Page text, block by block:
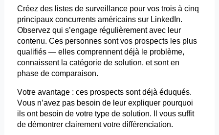
Créez des listes de surveillance pour vos trois à cinq
principaux concurrents américains sur LinkedIn.
Observez qui s’engage régulièrement avec leur
contenu. Ces personnes sont vos prospects les plus
qualifiés — elles comprennent déjà le problème,
connaissent la catégorie de solution, et sont en
phase de comparaison.
Votre avantage : ces prospects sont déjà éduqués.
Vous n’avez pas besoin de leur expliquer pourquoi
ils ont besoin de votre type de solution. Il vous suffit
de démontrer clairement votre différenciation.